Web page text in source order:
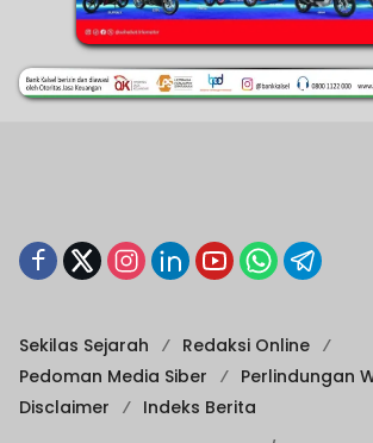
Sekilas Sejarah
Redaksi Online
Pedoman Media Siber
Perlindungan
Disclaimer
Indeks Berita